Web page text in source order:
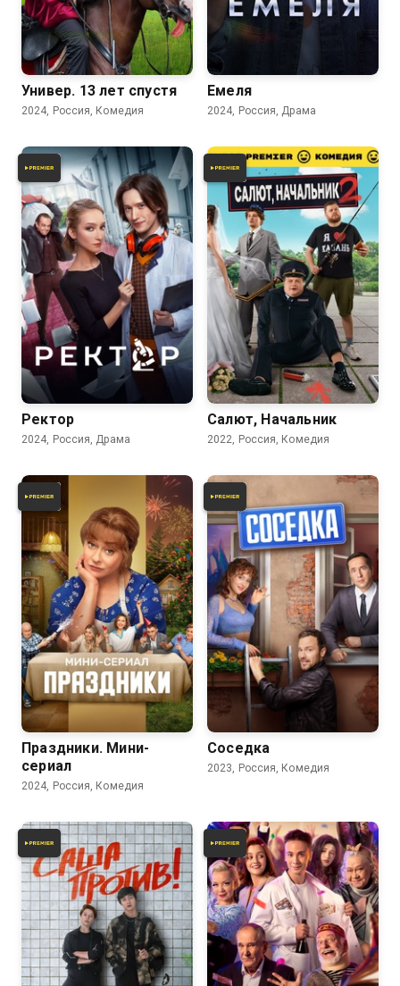
6.7
Универ. 13 лет спустя
2024, Россия, Комедия
Емеля
2024, Россия, Драма
5.4
Ректор
2024, Россия, Драма
6.7
Салют, Начальник
2022, Россия, Комедия
Праздники. Мини-
сериал
2024, Россия, Комедия
6.3
Соседка
2023, Россия, Комедия